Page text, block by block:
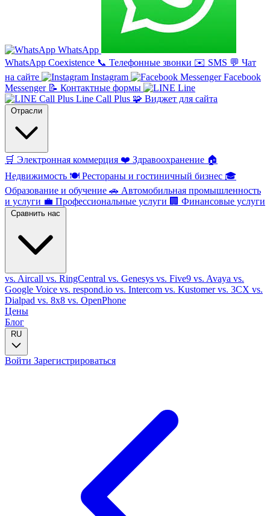
WhatsApp
WhatsApp Coexistence 📞 Телефонные звонки ✉️ SMS 💬 Чат
на сайте
Instagram
Facebook
Messenger 📝 Контактные формы
Line
Line Call Plus 🧩 Виджет для сайта
Отрасли
🛒 Электронная коммерция ❤️ Здравоохранение 🏠
Недвижимость 🍽️ Рестораны и гостиничный бизнес 🎓
Образование и обучение 🚗 Автомобильная промышленность
и услуги 💼 Профессиональные услуги 🏢 Финансовые услуги
Сравнить нас
vs. Aircall vs. RingCentral vs. Genesys vs. Five9 vs. Avaya vs.
Google Voice vs. respond.io vs. Intercom vs. Kustomervs. 3CX vs.
Dialpad vs. 8x8 vs. OpenPhone
Цены
Блог
RU
Войти Зарегистрироваться